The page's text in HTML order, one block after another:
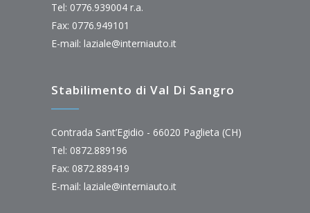
Tel: 0776.939004 r.a.
Fax: 0776.949101
E-mail: laziale@interniauto.it
Stabilimento di Val Di Sangro
Contrada Sant’Egidio - 66020 Paglieta (CH)
Tel: 0872.889196
Fax: 0872.889419
E-mail: laziale@interniauto.it